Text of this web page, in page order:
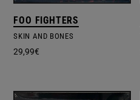
FOO FIGHTERS
SKIN AND BONES
29,99€